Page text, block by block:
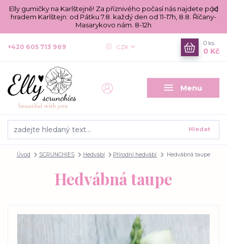
Elly gumičky na Karlštejně! Za příznivého počasí nás najdete pod
hradem Karlštejn: od Pátku 7.8. každý den od 11-17h, 8.8. Říčany-
Masarykovo nám. 8-12h
Menu
CZK
Hledat
+420 605 713 969
0 ks
0 Kč
Úvod SCRUNCHIES Hedvábí Přírodní hedvábí Hedvábná taupe
Hedvábná taupe